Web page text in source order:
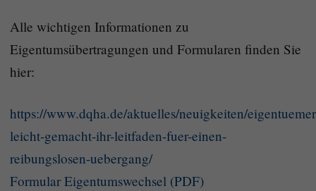
Alle wichtigen Informationen zu
Eigentumsübertragungen und Formularen finden Sie
hier:
https://www.dqha.de/aktuelles/neuigkeiten/
leicht-gemacht-ihr-leitfaden-fuer-einen-
reibungslosen-uebergang/
Formular Eigentumswechsel (PDF)